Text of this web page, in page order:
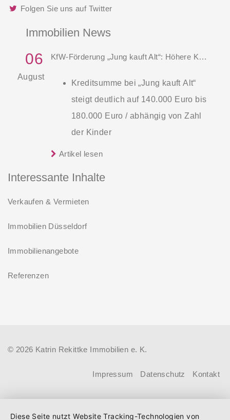
Folgen Sie uns auf Twitter
Immobilien News
06
August
KfW-Förderung „Jung kauft Alt“: Höhere Kredite ab August 2026
Kreditsumme bei „Jung kauft Alt“
steigt deutlich auf 140.000 Euro bis
180.000 Euro / abhängig von Zahl
der Kinder
0,53 Prozent effektiv bei 35 Jahren
Laufzeit und 10 Jahren
Antragstellende verpflichten sich
zu energetischer Sanierung binnen
Die KfW und der Bund verbessern
weiter die Förderung für Familien mit
Förderprodukt „Wohneigentum für
Familien – Bestandserwerb / „Jung kauft
mittlerem Einkommen, die eine
beantragen. Für Familien mit einem
Kind steigt der Förderhöchstbetrag von
Artikel lesen
Interessante Inhalte
Verkaufen & Vermieten
Immobilien Düsseldorf
Immobilienangebote
Referenzen
© 2026 Katrin Rekittke Immobilien e. K.
Impressum Datenschutz Kontakt
Diese Seite nutzt Website Tracking-Technologien von